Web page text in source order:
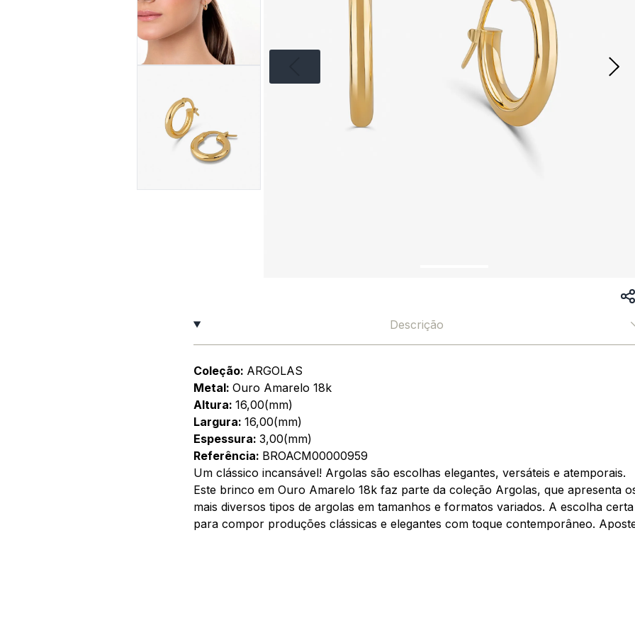
Descrição
Coleção: ARGOLAS
Metal: Ouro Amarelo 18k
Altura: 16,00(mm)
Largura: 16,00(mm)
Espessura: 3,00(mm)
Referência: BROACM00000959
Um clássico incansável! Argolas são escolhas elegantes, versáteis e atemporais.
Este brinco em Ouro Amarelo 18k faz parte da coleção Argolas, que apresenta
mais diversos tipos de argolas em tamanhos e formatos variados. A escolha certa
para compor produções clássicas e elegantes com toque contemporâneo.